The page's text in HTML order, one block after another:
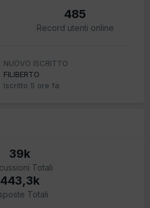
485
Record utenti online
NUOVO ISCRITTO
FILIBERTO
Iscritto 5 ore fa
39k
Totali
443,3k
Totali